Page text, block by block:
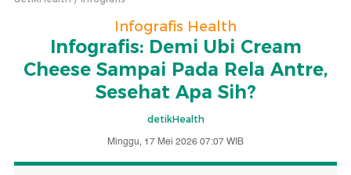
Infografis Health
Infografis: Demi Ubi Cream
Cheese Sampai Pada Rela Antre,
Sesehat Apa Sih?
detikHealth
Minggu, 17 Mei 2026 07:07 WIB